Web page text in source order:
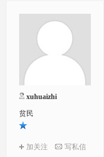
xuhuaizhi
贫民
加关注 写私信